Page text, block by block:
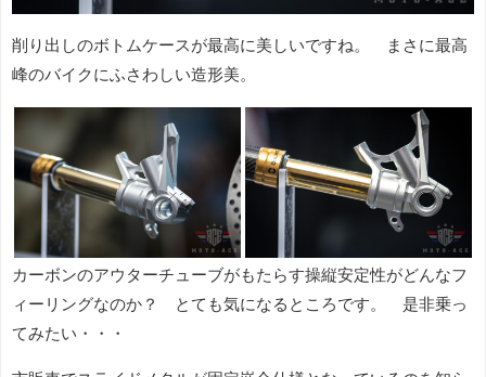
削り出しのボトムケースが最高に美しいですね。 まさに最高
峰のバイクにふさわしい造形美。
カーボンのアウターチューブがもたらす操縦安定性がどんなフ
ィーリングなのか？ とても気になるところです。 是非乗っ
てみたい・・・